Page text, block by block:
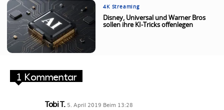
4K Streaming
Disney, Universal und Warner Bros
sollen ihre KI-Tricks offenlegen
1 Kommentar
Tobi T. 5. April 2019 Beim 13:28